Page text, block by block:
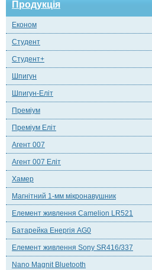
Продукція
Економ
Студент
Студент+
Шпигун
Шпигун-Еліт
Преміум
Преміум Еліт
Агент 007
Агент 007 Еліт
Хамер
Магнітний 1-мм мікронавушник
Елемент живлення Camelion LR521
Батарейка Енергія AG0
Елемент живлення Sony SR416/337
Nano Magnit Bluetooth